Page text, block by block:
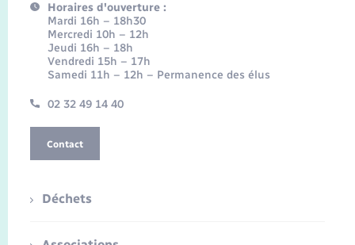
Horaires d'ouverture :
Mardi 16h – 18h30
Mercredi 10h – 12h
Jeudi 16h – 18h
Vendredi 15h – 17h
Samedi 11h – 12h – Permanence des élus
02 32 49 14 40
Contact
Déchets